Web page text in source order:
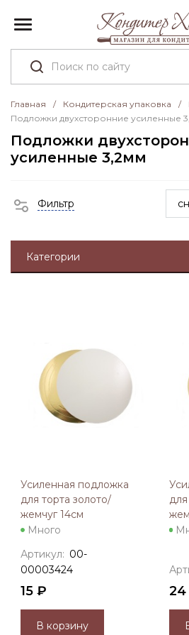
Главная / Кондитерская упаковка /
Подложки двухсторонние усиленные
Подложки
усиленные 3,2мм
Фильтр
Категории
Усиленная подложка
для торта золото/
жемчуг 14см
Много
Артикул: 00-
00003424
15 ₽
В корзину
24